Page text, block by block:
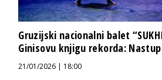
Gruzijski nacionalni balet
Ginisovu knjigu rekorda:
21/01/2026 | 18:00